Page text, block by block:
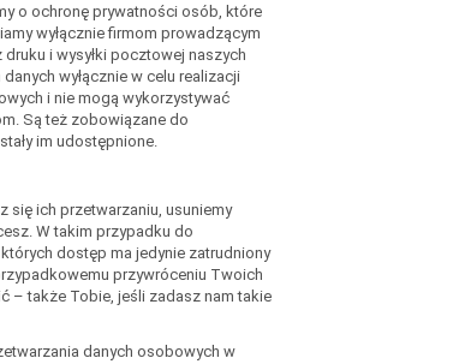
o ochronę prywatności osób, które
wyłącznie firmom prowadzącym
i wysyłki pocztowej naszych
wyłącznie w celu realizacji
i nie mogą wykorzystywać
Są też zobowiązane do
im udostępnione.
się ich przetwarzaniu, usuniemy
W takim przypadku do
dostęp ma jedynie zatrudniony
przywróceniu Twoich
– także Tobie, jeśli zadasz nam takie
danych osobowych w